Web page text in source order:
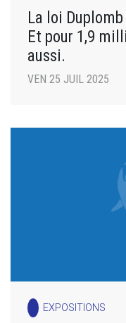
La loi Duplomb
Et pour 1,9
aussi.
VEN 25 JUIL 2025
EXPOSITIONS